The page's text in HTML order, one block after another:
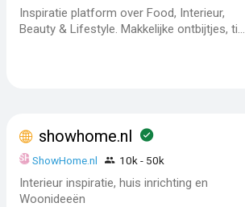
Inspiratie platform over Food, Interieur,
Beauty & Lifestyle. Makkelijke ontbijtjes, ti...
showhome.nl
ShowHome.nl 10k - 50k
Interieur inspiratie, huis inrichting en
Woonideeën